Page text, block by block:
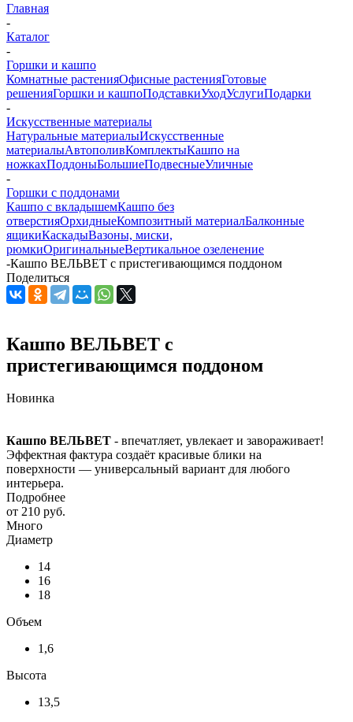
Главная
-
Каталог
-
Горшки и кашпо
Комнатные растенияОфисные растенияГотовые
решенияГоршки и кашпоПодставкиУходУслугиПодарки
-
Искусственные материалы
Натуральные материалыИскусственные
материалыАвтополивКомплектыКашпо на
ножкахПоддоныБольшиеПодвесныеУличные
-
Горшки с поддонами
Кашпо с вкладышемКашпо без
отверстияОрхидныеКомпозитный материалБалконные
ящикиКаскадыВазоны, миски,
рюмкиОригинальныеВертикальное озеленение
-Кашпо ВЕЛЬВЕТ с пристегивающимся поддоном
Поделиться
Кашпо ВЕЛЬВЕТ с
пристегивающимся поддоном
Новинка
Кашпо ВЕЛЬВЕТ - впечатляет, увлекает и завораживает!
Эффектная фактура создаёт красивые блики на
поверхности — универсальный вариант для любого
интерьера.
Подробнее
от 210 руб.
Много
Диаметр
14
16
18
Объем
1,6
Высота
13,5